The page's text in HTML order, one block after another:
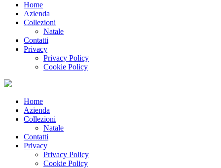
Home
Azienda
Collezioni
Natale
Contatti
Privacy
Privacy Policy
Cookie Policy
Home
Azienda
Collezioni
Natale
Contatti
Privacy
Privacy Policy
Cookie Policy